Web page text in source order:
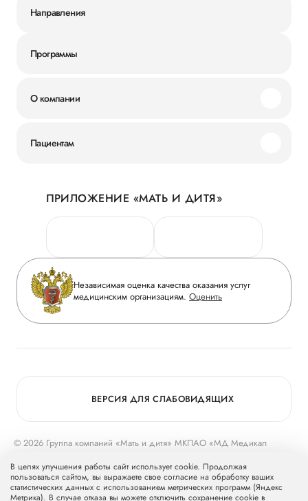
Направления
Программы
О компании
Новости
Руководство
Сотрудничество
Инвесторам
Журнал «Мать и дитя»
Вакансии
Медицинский туризм
Пациентам
Личный кабинет
Персональные данные
Горячая линия качества
Вопрос-ответ
Приложение пациента
Статьи
ПРИЛОЖЕНИЕ «МАТЬ И ДИТЯ»
Независимая оценка качества оказания услуг
медицинским организациям. Оценить
© 2026 Группа компаний «Мать и дитя» МКПАО «МД Медикал
Группу компаний «Мать и дитя».
ВЕРСИЯ ДЛЯ СЛАБОВИДЯЩИХ
В целях улучшения работы сайт использует cookie. Продолжая
пользоваться сайтом, вы выражаете свое согласие на обработку ваших
статистических данных с использованием метрических программ (Яндекс
Метрика). В случае отказа вы можете отключить сохранение cookie в